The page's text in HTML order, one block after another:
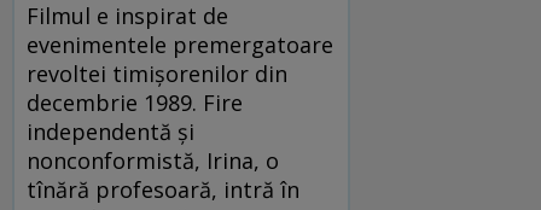
Filmul e inspirat de
evenimentele premergatoare
revoltei timișorenilor din
decembrie 1989. Fire
independentă și
nonconformistă, Irina, o
tînără profesoară, intră în